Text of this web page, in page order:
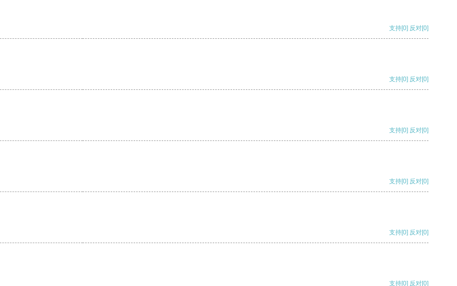
支持[0] 反对[0]
支持[0] 反对[0]
支持[0] 反对[0]
支持[0] 反对[0]
支持[0] 反对[0]
支持[0] 反对[0]